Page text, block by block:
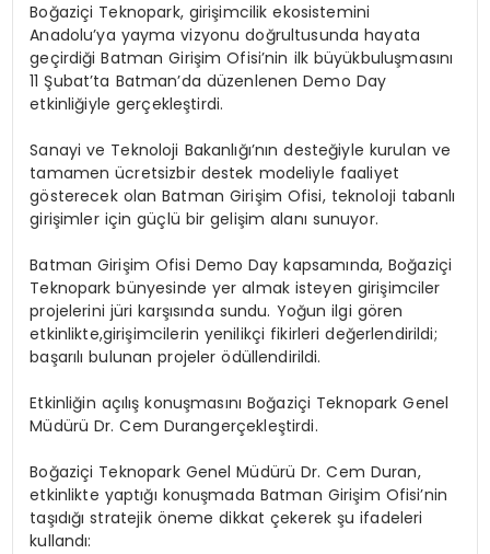
Boğaziçi Teknopark, girişimcilik ekosistemini
Anadolu’ya yayma vizyonu doğrultusunda hayata
geçirdiği Batman Girişim Ofisi’nin ilk büyükbuluşmasını
11 Şubat’ta Batman’da düzenlenen Demo Day
etkinliğiyle gerçekleştirdi.
Sanayi ve Teknoloji Bakanlığı’nın desteğiyle kurulan ve
tamamen ücretsizbir destek modeliyle faaliyet
gösterecek olan Batman Girişim Ofisi, teknoloji tabanlı
girişimler için güçlü bir gelişim alanı sunuyor.
Batman Girişim Ofisi Demo Day kapsamında, Boğaziçi
Teknopark bünyesinde yer almak isteyen girişimciler
projelerini jüri karşısında sundu. Yoğun ilgi gören
etkinlikte,girişimcilerin yenilikçi fikirleri değerlendirildi;
başarılı bulunan projeler ödüllendirildi.
Etkinliğin açılış konuşmasını Boğaziçi Teknopark Genel
Müdürü Dr. Cem Durangerçekleştirdi.
Boğaziçi Teknopark Genel Müdürü Dr. Cem Duran,
etkinlikte yaptığı konuşmada Batman Girişim Ofisi’nin
taşıdığı stratejik öneme dikkat çekerek şu ifadeleri
kullandı: